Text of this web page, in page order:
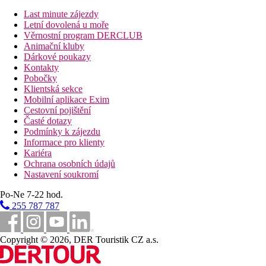
Dvoulůžkový pokoj s bořním výhledem na moře:
dvoulůžkový pokoj, boční výhled na moře.
Dvoulůžkový pokoj s výhledem na moře: viz
dvoulůžkový pokoj,
Dvoulůžkový pokoj s výhledem do zahrady Priority
location:
(nejlepší výhled do zahrady, která má přes 40.000m2), cca
21-25m2
Dvoulůžkový pokoj s výhledem na moře Priority
location:viz dvoulůžkový pokoj, výhled do zahrady.
(navíc jedinečný výhled na Jaderské moře), cca 21-25m2
Dvoulůžkový pokoj propojený:
oddělený
Family pokoj:
30m2
Junior suita s výhledem na moře:
Junior suita s výhledem do zahrady:
pokoj, jedna místnost s obytnou části (pohovka), terasa,
cca 47 m2
Přistýlka formou sofa nebo rozkládací postele.
Popis hotelu
Last minute zájezdy
Letní dovolená u moře
Věrnostní program DERCLUB
Animační kluby
Dárkové poukazy
Kontakty
Pobočky
Klientská sekce
Mobilní aplikace Exim
Cestovní pojištění
Časté dotazy
Podmínky k zájezdu
Informace pro klienty
Kariéra
Ochrana osobních údajů
Nastavení soukromí
Po-Ne 7-22 hod.
255 787 787
Copyright © 2026, DER Touristik CZ a.s.